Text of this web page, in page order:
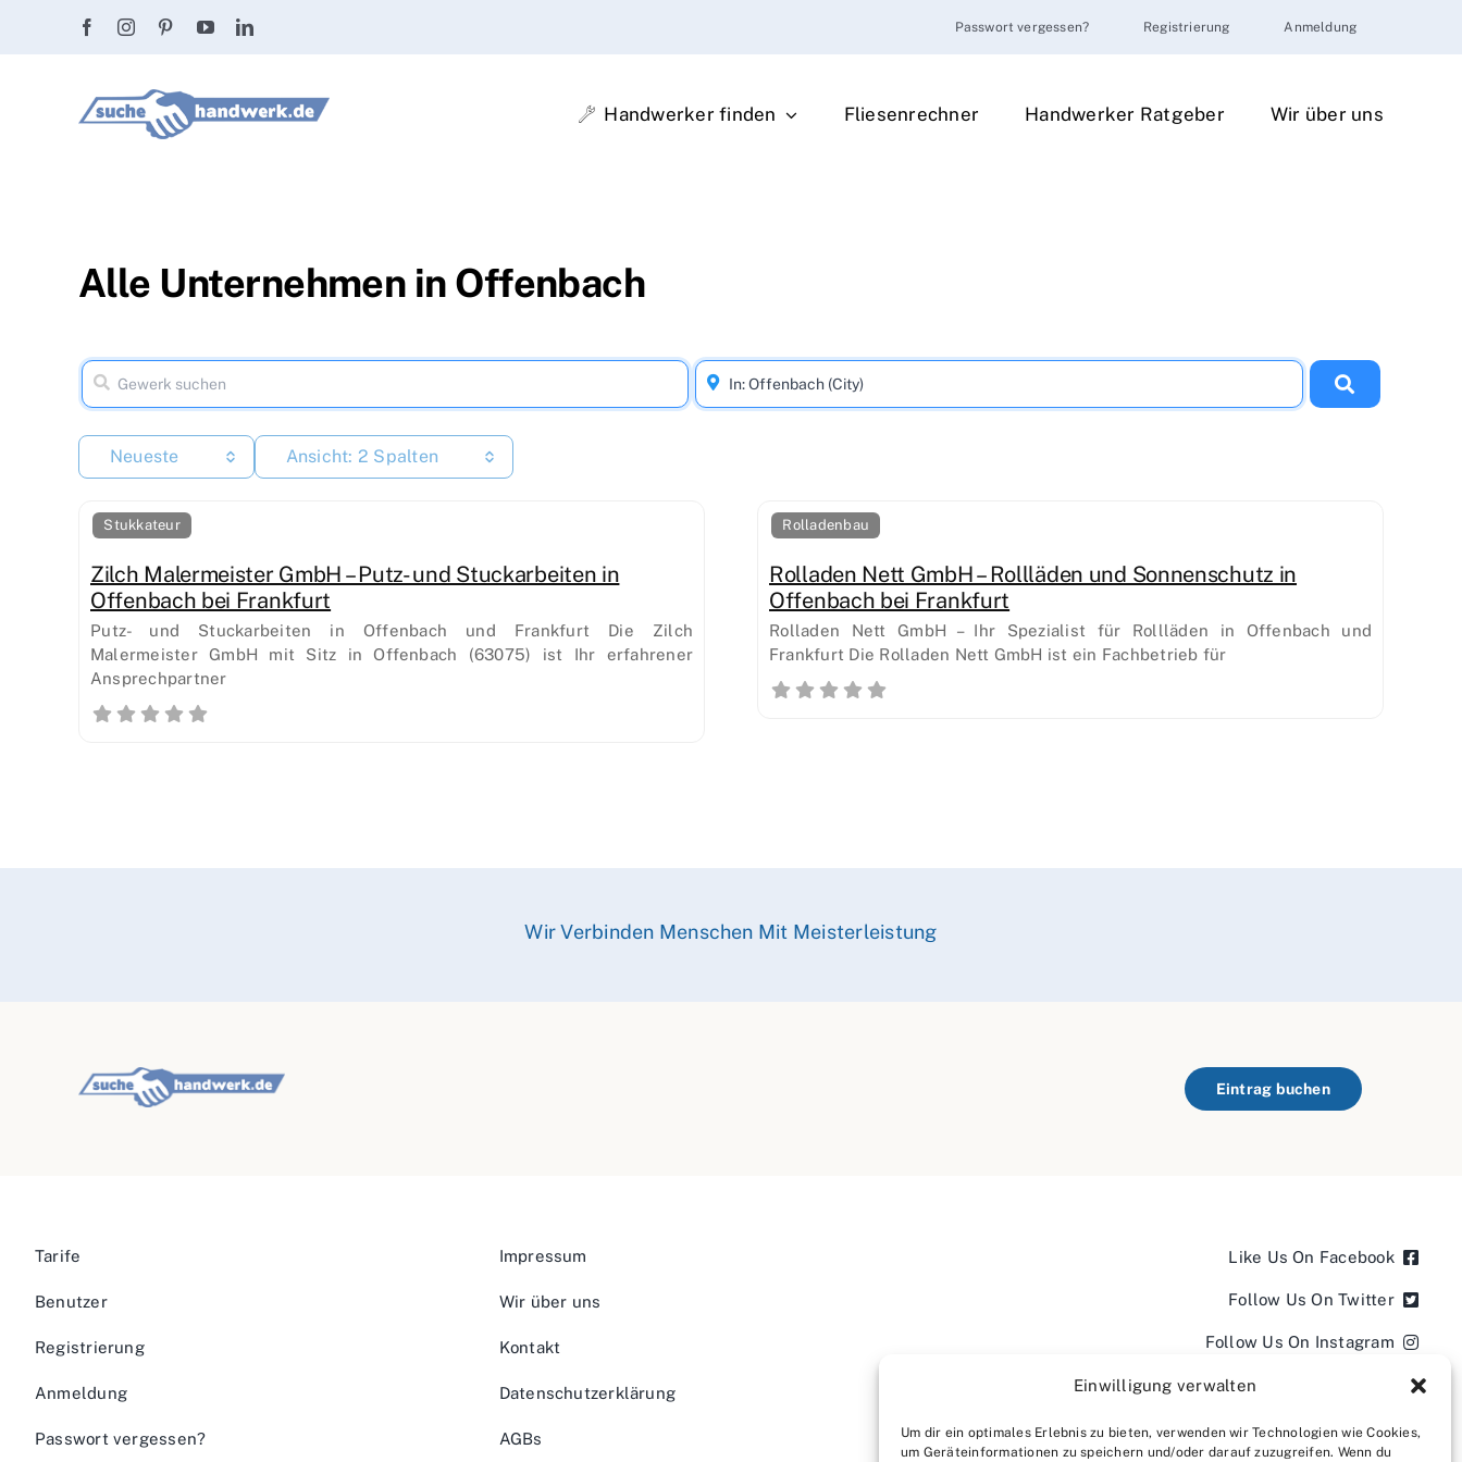
Einwilligung verwalten
Um dir ein optimales Erlebnis zu bieten, verwenden wir Technologien wie Cookies,
um Geräteinformationen zu speichern und/oder darauf zuzugreifen. Wenn du
Passwort vergessen? Registrierung Anmeldung
Handwerker finden Fliesenrechner Handwerker Ratgeber Wir über uns
Alle Unternehmen in Offenbach
Neueste Ansicht: 2 Spalten
Stukkateur
Zilch Malermeister GmbH – Putz- und Stuckarbeiten in
Offenbach bei Frankfurt
Putz- und Stuckarbeiten in Offenbach und Frankfurt Die Zilch
Malermeister GmbH mit Sitz in Offenbach (63075) ist Ihr erfahrener
Ansprechpartner
Rolladenbau
Rolladen Nett GmbH – Rollläden und Sonnenschutz in
Offenbach bei Frankfurt
Rolladen Nett GmbH – Ihr Spezialist für Rollläden in Offenbach und
Frankfurt Die Rolladen Nett GmbH ist ein Fachbetrieb für
Wir Verbinden Menschen Mit Meisterleistung
Eintrag buchen
Tarife
Benutzer
Registrierung
Anmeldung
Passwort vergessen?
Impressum
Wir über uns
Kontakt
Datenschutzerklärung
AGBs
Like Us On Facebook
Follow Us On Twitter
Follow Us On Instagram
Follow Us On LinkedIn
Follow us on YouTube